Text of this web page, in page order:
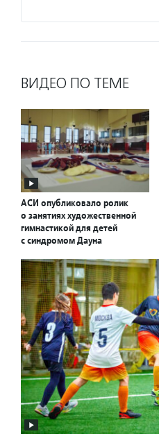
ВИДЕО ПО ТЕМЕ
АСИ опубликовало ролик
о занятиях художественной
гимнастикой для детей
с синдромом Дауна